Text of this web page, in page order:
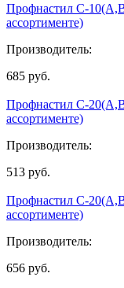
Профнастил С-
ассортименте)
Производитель:
685 руб.
Профнастил С-
ассортименте)
Производитель:
513 руб.
Профнастил С-
ассортименте)
Производитель:
656 руб.